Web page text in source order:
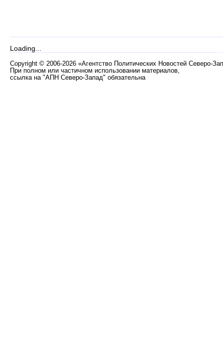
Loading...
Copyright © 2006-2026 «Агентство Политических Новостей Северо-
При полном или частичном использовании материалов,
ссылка на "АПН Северо-Запад" обязательна